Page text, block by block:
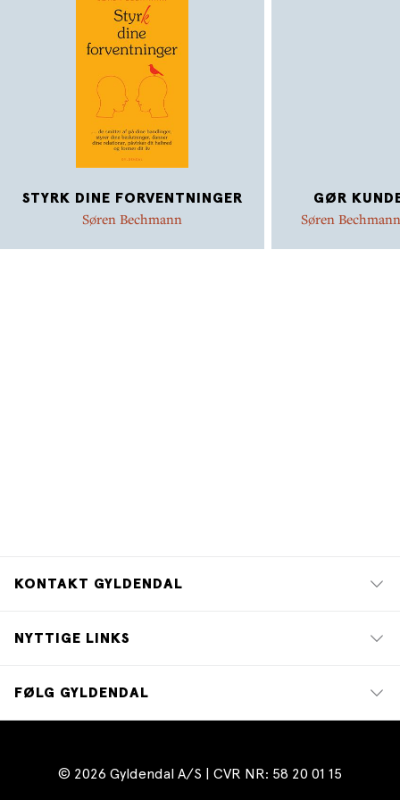
STYRK DINE FORVENTNINGER
Søren Bechmann
GØR
Søren Bechmann
KONTAKT GYLDENDAL
NYTTIGE LINKS
FØLG GYLDENDAL
© 2026 Gyldendal A/S | CVR NR: 58 20 01 15